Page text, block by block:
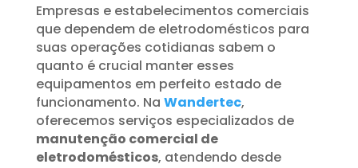
Empresas e estabelecimentos comerciais
que dependem de eletrodomésticos para
suas operações cotidianas sabem o
quanto é crucial manter esses
equipamentos em perfeito estado de
funcionamento. Na Wandertec,
oferecemos serviços especializados de
manutenção comercial de
eletrodomésticos, atendendo desde